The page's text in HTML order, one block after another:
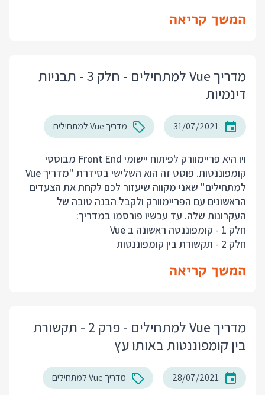
המשך קריאה
מדריך Vue למתחילים - חלק 3 - תבניות
דינמיות
31/07/2021 מדריך Vue למתחילים
ויו היא פריימוורק לפיתוח יישומי Front End מבוססי
קומפוננטות. פוסט זה הוא השלישי בסידרת "מדריך Vue
למתחילים" שאני מקווה שיעזור לכם לקחת את הצעדים
הראשונים עם הפריימוורק ולקבל הבנה טובה של
העקרונות שלה. עד עכשיו פורסמו במדריך:
חלק 1 - קומפוננטה ראשונה ב Vue
חלק 2 - תקשורת בין קומפוננטות
המשך קריאה
מדריך Vue למתחילים - פרק 2 - תקשורת
בין קומפוננטות באותו עץ
28/07/2021 מדריך Vue למתחילים